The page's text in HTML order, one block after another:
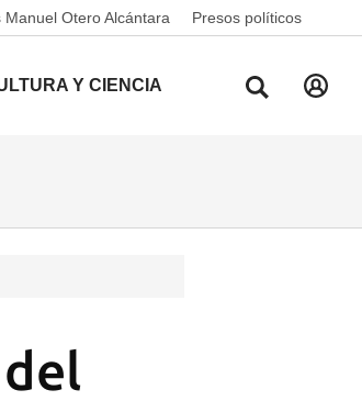
Manuel Otero Alcántara Presos políticos
Y CIENCIA